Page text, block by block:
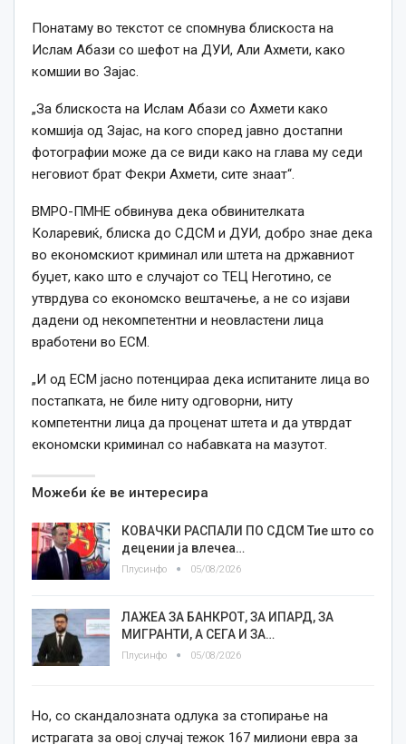
Понатаму во текстот се спомнува блискоста на
Ислам Абази со шефот на ДУИ, Али Ахмети, како
комшии во Зајас.
„За блискоста на Ислам Абази со Ахмети како
комшија од Зајас, на кого според јавно достапни
фотографии може да се види како на глава му седи
неговиот брат Фекри Ахмети, сите знаат“.
ВМРО-ПМНЕ обвинува дека обвинителката
Коларевиќ, блиска до СДСМ и ДУИ, добро знае дека
во економскиот криминал или штета на државниот
буџет, како што е случајот со ТЕЦ Неготино, се
утврдува со економско вештачење, а не со изјави
дадени од некомпетентни и неовластени лица
вработени во ЕСМ.
„И од ЕСМ јасно потенцираа дека испитаните лица во
постапката, не биле ниту одговорни, ниту
компетентни лица да проценат штета и да утврдат
економски криминал со набавката на мазутот.
Можеби ќе ве интересира
КОВАЧКИ РАСПАЛИ ПО СДСМ Тие што со
децении ја влечеа…
Плусинфо 05/08/2026
ЛАЖЕА ЗА БАНКРОТ, ЗА ИПАРД, ЗА
МИГРАНТИ, А СЕГА И ЗА…
Плусинфо 05/08/2026
Но, со скандалозната одлука за стопирање на
истрагата за овој случај тежок 167 милиони евра за